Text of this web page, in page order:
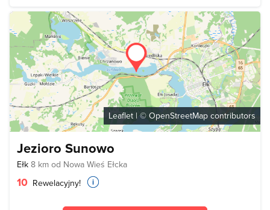
Leaflet | © OpenStreetMap contributors
Jezioro Sunowo
Ełk 8 km od Nowa Wieś Ełcka
10 Rewelacyjny!